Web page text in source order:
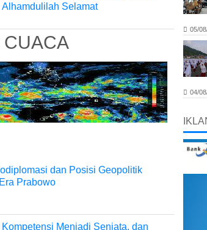
Alhamdulilah Selamat
dan Posisi Geopolitik
Prabowo
Menjadi Senjata, dan
05/
04/